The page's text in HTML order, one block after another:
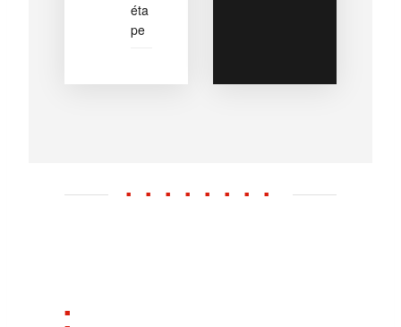
éta
pe
■ ■ ■ ■ ■ ■ ■ ■
■